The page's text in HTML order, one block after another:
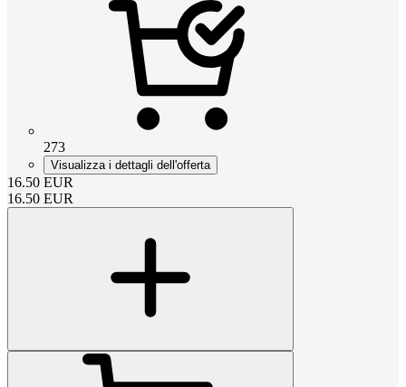
273
Visualizza i dettagli dell'offerta
16.50 EUR
16.50 EUR